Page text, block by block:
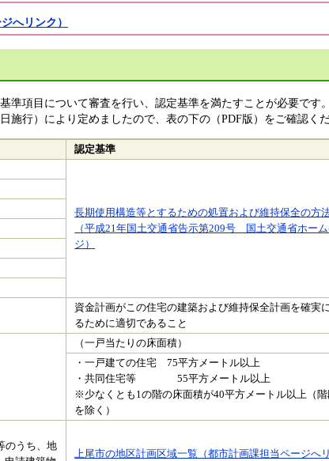
へリンク）
項目について審査を行い、認定基準を満たすことが必要です
行）により定めましたので、表の下の（PDF版）をご確認くだ
認定基準
長期使用構造等とするための処置および維持保全の方
（平成21年国土交通省告示第209号 国土交通省ホー
ジ）
資金計画がこの住宅の建築および維持保全計画を確実
るために適切であること
（一戸当たりの床面積）
・一戸建ての住宅 75平方メートル以上
・共同住宅等 55平方メートル以上
※少なくとも1の階の床面積が40平方メートル以上（
を除く）
のうち、地
上尾市の地区計画区域一覧（都市計画課担当ページへ